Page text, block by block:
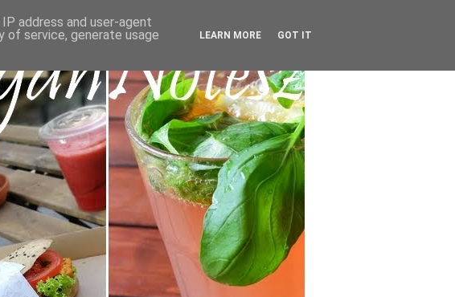
address and user-agent
of service, generate usage
LEARN MORE GOT IT